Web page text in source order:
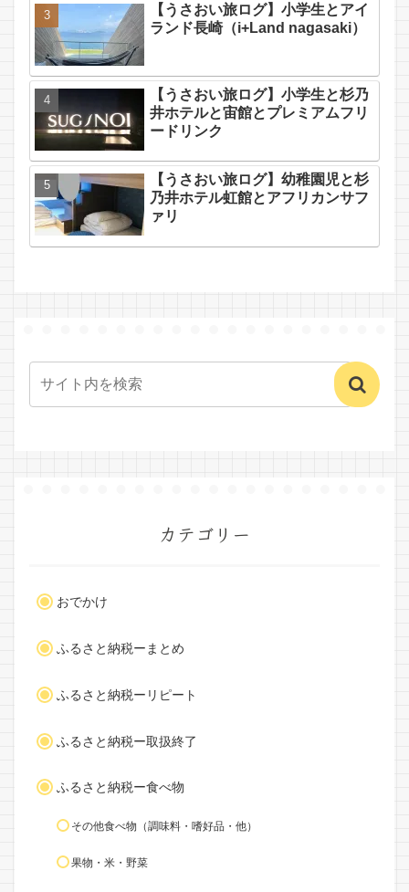
【うさおい旅ログ】小学生とアイ
ランド長崎（i+Land nagasaki）
【うさおい旅ログ】小学生と杉乃
井ホテルと宙館とプレミアムフリ
ードリンク
【うさおい旅ログ】幼稚園児と杉
乃井ホテル虹館とアフリカンサフ
ァリ
カテゴリー
おでかけ
ふるさと納税ーまとめ
ふるさと納税ーリピート
ふるさと納税ー取扱終了
ふるさと納税ー食べ物
その他食べ物（調味料・嗜好品・他）
果物・米・野菜